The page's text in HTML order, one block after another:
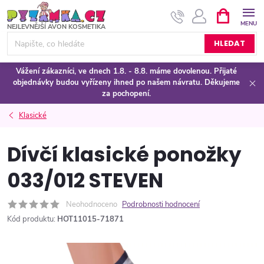
na
obsah
HLEDAT
NÁKUPNÍ
KOŠÍK
Vážení zákazníci, ve dnech 1.8. - 8.8. máme dovolenou. Přijaté
objednávky budou vyřízeny ihned po našem návratu. Děkujeme
za pochopení.
Klasické
Dívčí klasické ponožky
033/012 STEVEN
Neohodnoceno Podrobnosti hodnocení
Kód produktu: HOT11015-71871